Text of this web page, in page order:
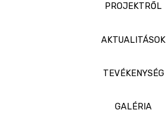
PROJEKTRŐL
AKTUALITÁSOK
TEVÉKENYSÉG
GALÉRIA